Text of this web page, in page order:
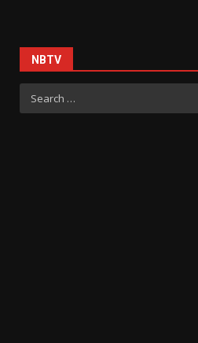
NBTV
Search
for: